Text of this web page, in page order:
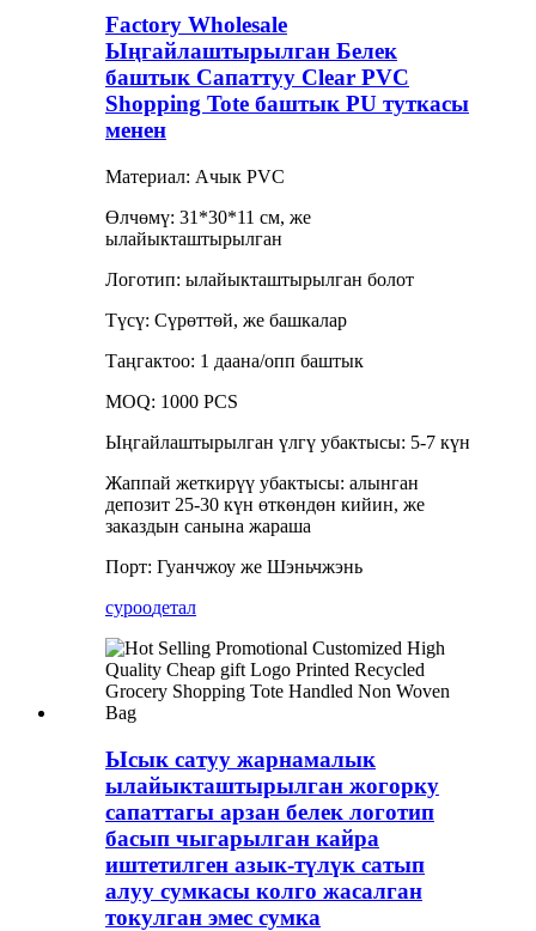
Factory Wholesale
Ыңгайлаштырылган Белек
баштык Сапаттуу Clear PVC
Shopping Tote баштык PU туткасы
менен
Материал: Ачык PVC
Өлчөмү: 31*30*11 см, же
ылайыкташтырылган
Логотип: ылайыкташтырылган болот
Түсү: Сүрөттөй, же башкалар
Таңгактоо: 1 даана/опп баштык
MOQ: 1000 PCS
Ыңгайлаштырылган үлгү убактысы: 5-7 күн
Жаппай жеткирүү убактысы: алынган
депозит 25-30 күн өткөндөн кийин, же
заказдын санына жараша
Порт: Гуанчжоу же Шэньчжэнь
суроодетал
Ысык сатуу жарнамалык
ылайыкташтырылган жогорку
сапаттагы арзан белек логотип
басып чыгарылган кайра
иштетилген азык-түлүк сатып
алуу сумкасы колго жасалган
токулган эмес сумка